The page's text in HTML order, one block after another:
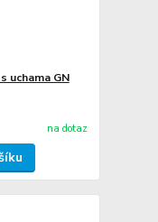
uchama GN
na dotaz